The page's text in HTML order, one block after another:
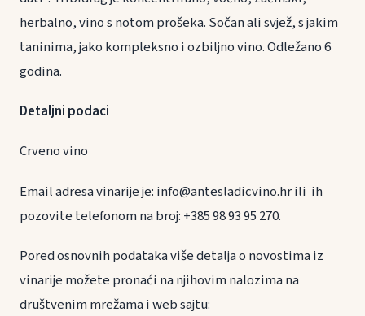
herbalno, vino s notom prošeka. Sočan ali svjež, s jakim
taninima, jako kompleksno i ozbiljno vino. Odležano 6
godina.
Detaljni podaci
Crveno vino
Email adresa vinarije je: info@antesladicvino.hr ili ih
pozovite telefonom na broj: +385 98 93 95 270.
Pored osnovnih podataka više detalja o novostima iz
vinarije možete pronaći na njihovim nalozima na
društvenim mrežama i web sajtu: